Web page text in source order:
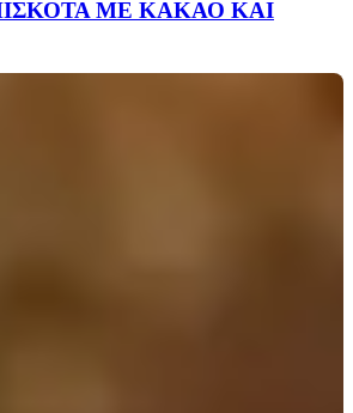
ΜΕ ΚΑΚΑΟ ΚΑΙ